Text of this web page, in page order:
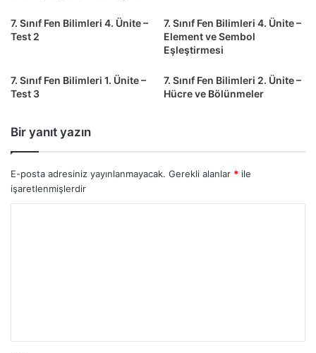
7. Sınıf Fen Bilimleri 4. Ünite –
Test 2
7. Sınıf Fen Bilimleri 4. Ünite –
Element ve Sembol
Eşleştirmesi
7. Sınıf Fen Bilimleri 1. Ünite –
Test 3
7. Sınıf Fen Bilimleri 2. Ünite –
Hücre ve Bölünmeler
Bir yanıt yazın
E-posta adresiniz yayınlanmayacak. Gerekli alanlar * ile
işaretlenmişlerdir